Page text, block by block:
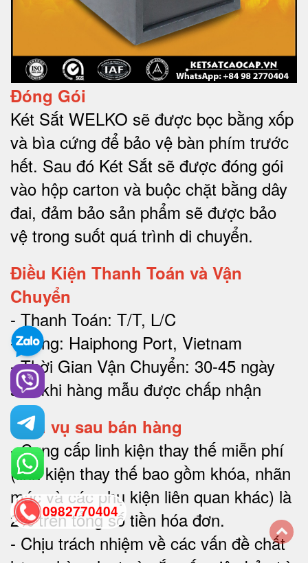
Đóng Gói
Két Sắt WELKO sẽ được bọc bằng xốp
và bìa cứng để bảo vệ bàn phím trước
hết. Sau đó Két Sắt sẽ được đóng gói
vào hộp carton và buộc chặt bằng dây
đai, đảm bảo sản phẩm sẽ được bảo
vệ trong suốt quá trình di chuyển.
Điều Kiện Thanh Toán và Vận
Chuyển
- Thanh Toán: T/T, L/C
- Cảng: Haiphong Port, Vietnam
- Thời Gian Vận Chuyển: 30-45 ngày
sau khi hàng mẫu được chấp nhận
Dịch vụ sau bán hàng
-Cung cấp linh kiện thay thế miễn phí
(linh kiện thay thế bao gồm khóa, nhãn
mác và các phụ kiện liên quan khác) là
2% trên tổng số tiền hóa đơn.
- Chịu trách nhiệm về các vấn đề chất
0982770404
back